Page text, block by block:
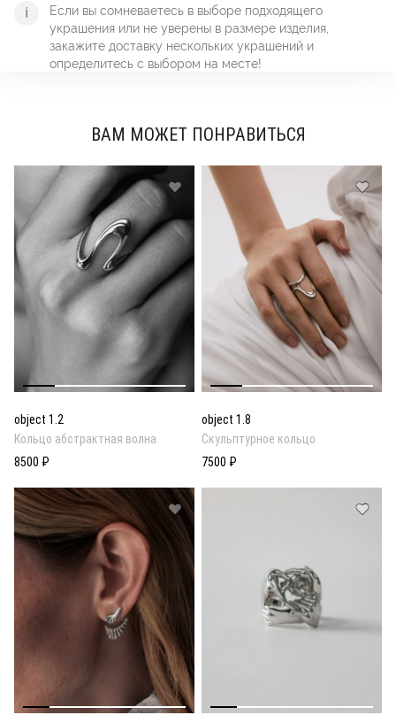
Если вы сомневаетесь в выборе подходящего
украшения или не уверены в размере изделия,
закажите доставку нескольких украшений и
определитесь с выбором на месте!
ВАМ МОЖЕТ ПОНРАВИТЬСЯ
object 1.2
Кольцо абстрактная волна
8500 ₽
object 1.8
Скульптурное кольцо
7500 ₽